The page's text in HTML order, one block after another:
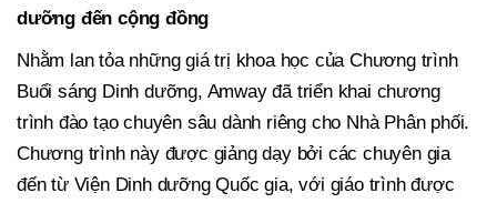
dưỡng đến cộng đồng
Nhằm lan tỏa những giá trị khoa học của Chương trình
Buổi sáng Dinh dưỡng, Amway đã triển khai chương
trình đào tạo chuyên sâu dành riêng cho Nhà Phân phối.
Chương trình này được giảng dạy bởi các chuyên gia
đến từ Viện Dinh dưỡng Quốc gia, với giáo trình được